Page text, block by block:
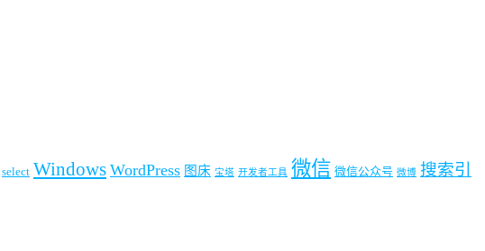
select Windows WordPress 图床 宝塔 开发者工具 微信 微信公众号 微博 搜索引